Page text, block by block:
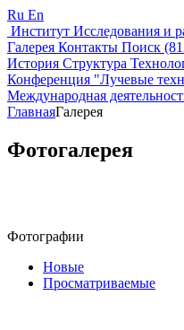
Ru En
Институт Исследования и
Галерея Контакты Поиск
История Структура
Конференция "Лучевые
Международная
ГлавнаяГалерея
Фотогалерея
Фотографии
Новые
Просматриваемые